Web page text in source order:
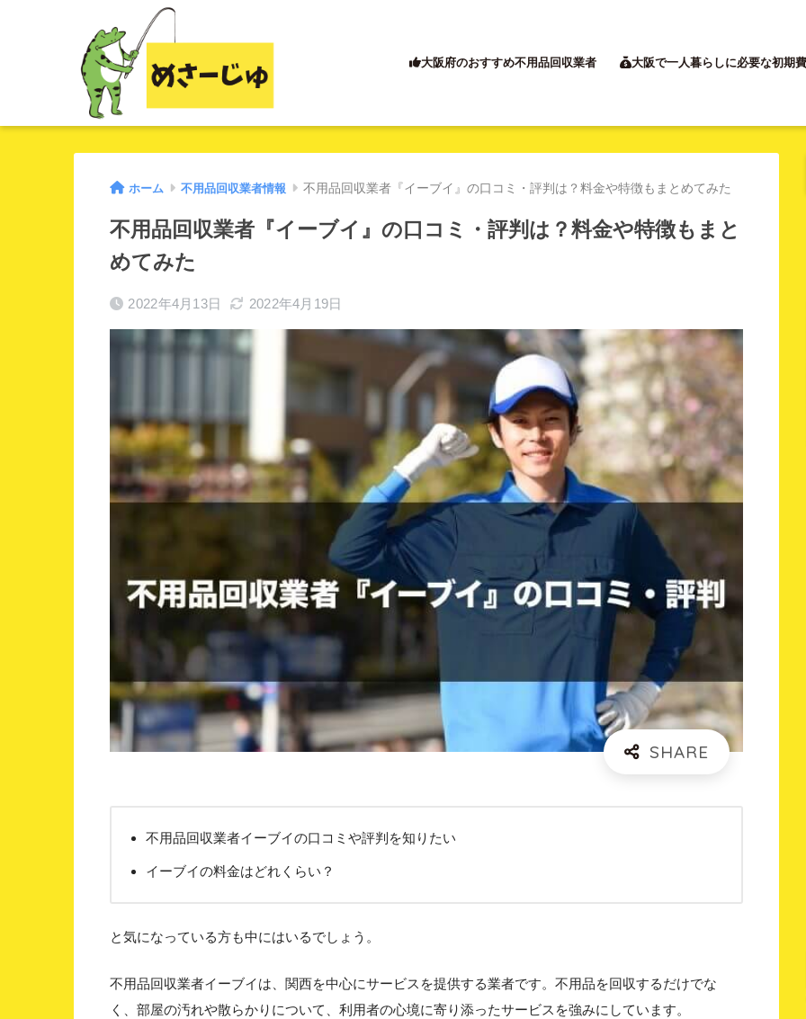
大阪府のおすすめ不用品回収業者 大阪で一人暮らしに必要な初期
ホーム 不用品回収業者情報 不用品回収業者『イーブイ』の口コミ・評判は？料金や特徴もまとめてみた
不用品回収業者『イーブイ』の口コミ・評判は？料金や特徴もまと
めてみた
2022年4月13日 2022年4月19日
不用品回収業者イーブイの口コミや評判を知りたい
イーブイの料金はどれくらい？
と気になっている方も中にはいるでしょう。
不用品回収業者イーブイは、関西を中心にサービスを提供する業者です。不用品を回収するだけでな
く、部屋の汚れや散らかりについて、利用者の心境に寄り添ったサービスを強みにしています。